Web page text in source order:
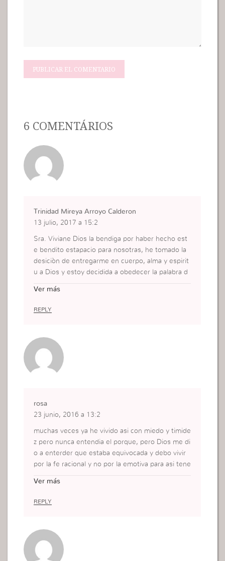
6 COMENTÁRIOS
Trinidad Mireya Arroyo Calderon
13 julio, 2017 a 15:2
Sra. Viviane Dios la bendiga por haber hecho est
e bendito estapacio para nosotras, he tomado la
desiciòn de entregarme en cuerpo, alma y espirit
u a Dios y estoy decidida a obedecer la palabra d
mento pero eso no importa Dios me sanara por c
ompleto, y es por eso que no quiero perder esta
chanse que Dios me ha dado, se imagina pude ha
ber muerto en ese accidente, mi deseos es cum
e, dice mi pastor que cuando hay un querer dentr
o de la persona en piesan ha cambiar las persona
s en obediencia, fidelidad y temor a Dios.
Ver más
REPLY
rosa
23 junio, 2016 a 13:2
muchas veces ya he vivido asi con miedo y timide
z pero nunca entendia el porque, pero Dios me di
o a enterder que estaba equivocada y debo vivir
por la fe racional y no por la emotiva para asi tene
Ver más
REPLY